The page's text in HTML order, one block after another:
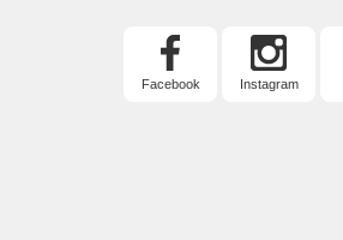
Facebook Instagram